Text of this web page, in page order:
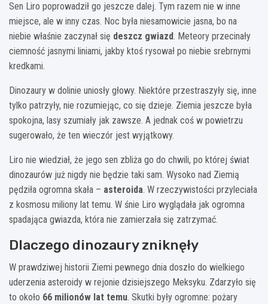
Sen Liro poprowadził go jeszcze dalej. Tym razem nie w inne
miejsce, ale w inny czas. Noc była niesamowicie jasna, bo na
niebie właśnie zaczynał się deszcz gwiazd. Meteory przecinały
ciemność jasnymi liniami, jakby ktoś rysował po niebie srebrnymi
kredkami.
Dinozaury w dolinie uniosły głowy. Niektóre przestraszyły się, inne
tylko patrzyły, nie rozumiejąc, co się dzieje. Ziemia jeszcze była
spokojna, lasy szumiały jak zawsze. A jednak coś w powietrzu
sugerowało, że ten wieczór jest wyjątkowy.
Liro nie wiedział, że jego sen zbliża go do chwili, po której świat
dinozaurów już nigdy nie będzie taki sam. Wysoko nad Ziemią
pędziła ogromna skała – asteroida. W rzeczywistości przyleciała
z kosmosu miliony lat temu. W śnie Liro wyglądała jak ogromna
spadająca gwiazda, która nie zamierzała się zatrzymać.
Dlaczego dinozaury zniknęły
W prawdziwej historii Ziemi pewnego dnia doszło do wielkiego
uderzenia asteroidy w rejonie dzisiejszego Meksyku. Zdarzyło się
to około 66 milionów lat temu. Skutki były ogromne: pożary